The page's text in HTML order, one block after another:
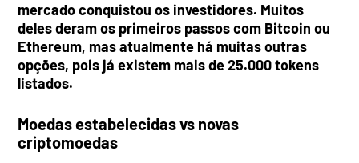
mercado conquistou os investidores. Muitos
deles deram os primeiros passos com Bitcoin ou
Ethereum, mas atualmente há muitas outras
opções, pois já existem mais de 25.000 tokens
listados.
Moedas estabelecidas vs novas
criptomoedas